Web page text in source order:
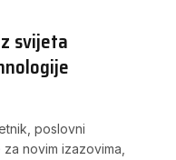
svijeta
poslovni
novim izazovima,